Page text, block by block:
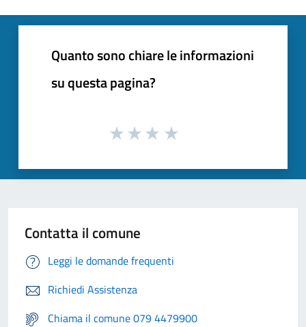
Quanto sono chiare le informazioni
su questa pagina?
Contatta il comune
Leggi le domande frequenti
Richiedi Assistenza
Chiama il comune 079 4479900